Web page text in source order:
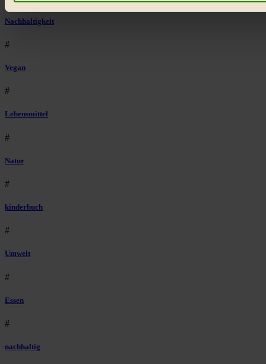
Bist du damit einverstanden?
Nachhaltigkeit
#
Vegan
#
Lebensmittel
#
Natur
#
kinderbuch
#
Umwelt
#
Essen
#
nachhaltig